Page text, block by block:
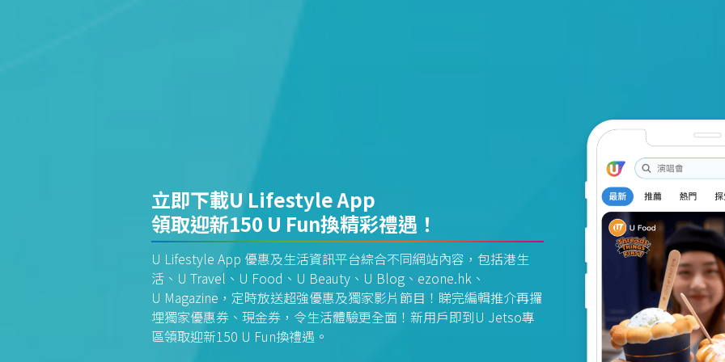
立即下載U Lifestyle App
領取迎新150 U Fun換精彩禮遇！
U Lifestyle App 優惠及生活資訊平台綜合不同網站內容，包括港生
活、U Travel、U Food、U Beauty、U Blog、ezone.hk、
U Magazine，定時放送超強優惠及獨家影片節目！睇完編輯推介再攞
埋獨家優惠券、現金券，令生活體驗更全面！新用戶即到U Jetso專
區領取迎新150 U Fun換禮遇。